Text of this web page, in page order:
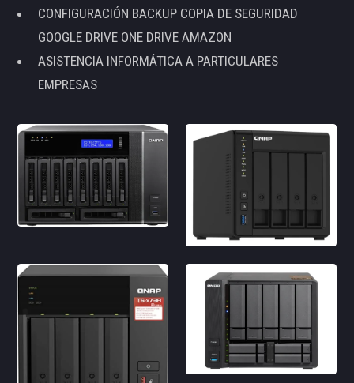
CONFIGURACIÓN BACKUP COPIA DE SEGURIDAD
GOOGLE DRIVE ONE DRIVE AMAZON
ASISTENCIA INFORMÁTICA A PARTICULARES
EMPRESAS